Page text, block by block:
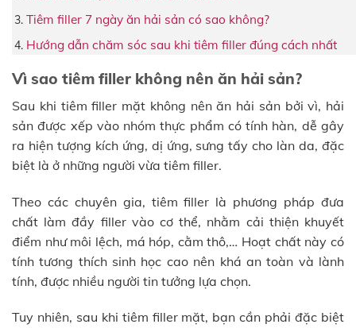
Tiêm filler 7 ngày ăn hải sản có sao không?
Hướng dẫn chăm sóc sau khi tiêm filler đúng cách nhất
Vì sao tiêm filler không nên ăn hải sản?
Sau khi tiêm filler mặt không nên ăn hải sản bởi vì, hải
sản được xếp vào nhóm thực phẩm có tính hàn, dễ gây
ra hiện tượng kích ứng, dị ứng, sưng tấy cho làn da, đặc
biệt là ở những người vừa tiêm filler.
Theo các chuyên gia, tiêm filler là phương pháp đưa
chất làm đầy filler vào cơ thể, nhằm cải thiện khuyết
điểm như môi lệch, má hóp, cằm thô,… Hoạt chất này có
tính tương thích sinh học cao nên khá an toàn và lành
tính, được nhiều người tin tưởng lựa chọn.
Tuy nhiên, sau khi tiêm filler mặt, bạn cần phải đặc biệt